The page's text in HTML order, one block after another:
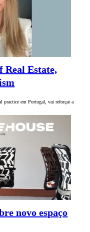
Real Estate,
practice em Portugal, vai reforçar a
novo espaço